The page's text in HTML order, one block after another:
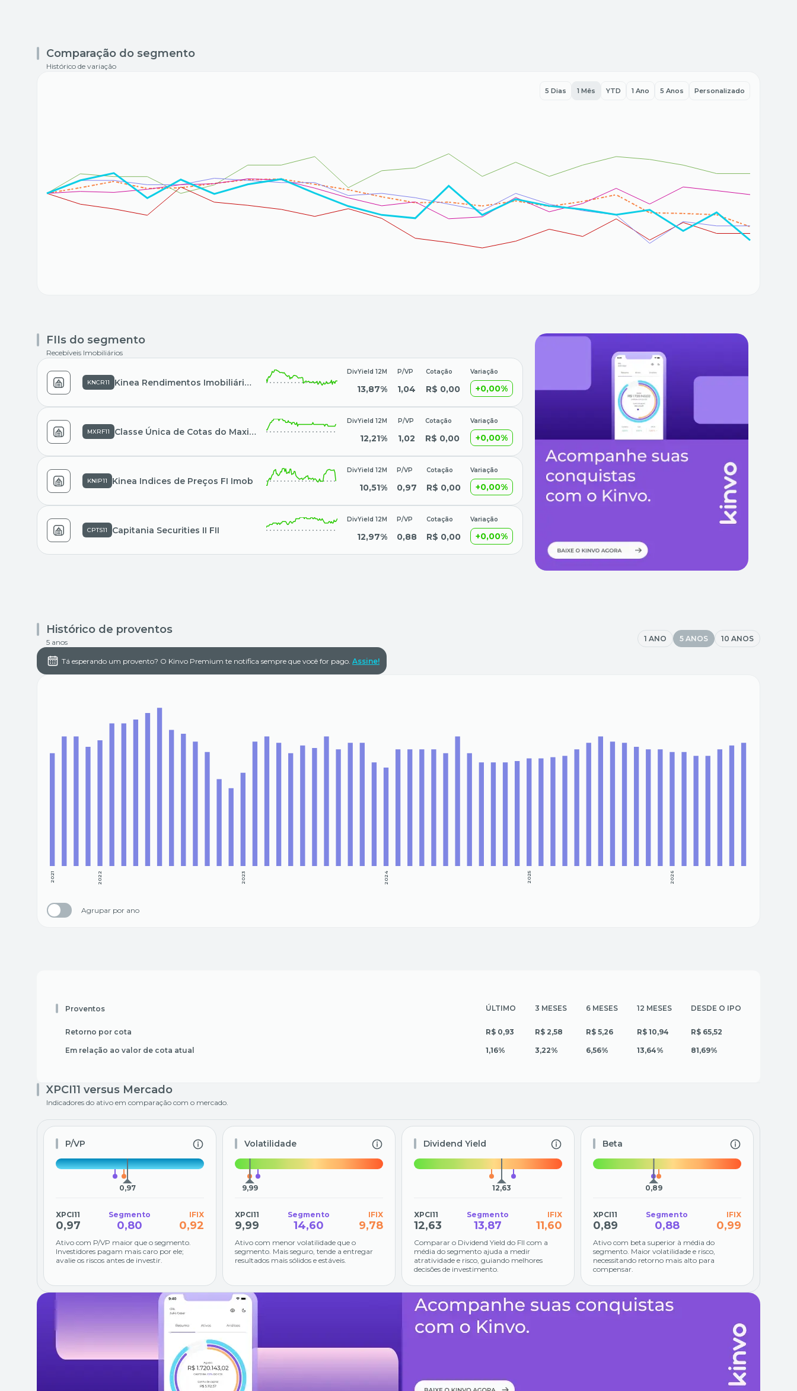
Comparação do segmento
Histórico de variação
5 Dias 1 Mês YTD 1 Ano 5 Anos Personalizado
FIIs do segmento
Recebíveis Imobiliários
KNCR11 Kinea Rendimentos Imobiliários Fundo de Investimen
DivYield 12M
13,87%
P/VP
1,04
Cotação
R$ 0,00
Variação
+0,00%
MXRF11 Classe Única de Cotas do Maxi Renda Fundo de Inves
DivYield 12M
12,21%
P/VP
1,02
Cotação
R$ 0,00
Variação
+0,00%
KNIP11 Kinea Indices de Preços FI Imob
DivYield 12M
10,51%
P/VP
0,97
Cotação
R$ 0,00
Variação
+0,00%
CPTS11 Capitania Securities II FII
DivYield 12M
12,97%
P/VP
0,88
Cotação
R$ 0,00
Variação
+0,00%
Histórico de proventos
5 anos 1 ANO 5 ANOS 10 ANOS
Tá esperando um provento? O Kinvo Premium te notifica sempre que você for pago. Assine!
2026
2025
2024
2023
2022
2021
Agrupar por ano
Proventos ÚLTIMO 3 MESES 6 MESES 12 MESES DESDE O IPO
Retorno por cota R$ 0,93 R$ 2,58 R$ 5,26 R$ 10,94 R$ 65,52
Em relação ao valor de cota atual 1,16% 3,22% 6,56% 13,64% 81,69%
XPCI11 versus Mercado
Indicadores do ativo em comparação com o mercado.
P/VP
0,97
XPCI11
0,97
Segmento
0,80
IFIX
0,92
Ativo com P/VP maior que o segmento.
Investidores pagam mais caro por ele;
avalie os riscos antes de investir.
Volatilidade
9,99
XPCI11
9,99
Segmento
14,60
IFIX
9,78
Ativo com menor volatilidade que o
segmento. Mais seguro, tende a entregar
resultados mais sólidos e estáveis.
Dividend Yield
12,63
XPCI11
12,63
Segmento
13,87
IFIX
11,60
Comparar o Dividend Yield do FII com a
média do segmento ajuda a medir
atratividade e risco, guiando melhores
decisões de investimento.
Beta
0,89
XPCI11
0,89
Segmento
0,88
IFIX
0,99
Ativo com beta superior à média do
segmento. Maior volatilidade e risco,
necessitando retorno mais alto para
compensar.